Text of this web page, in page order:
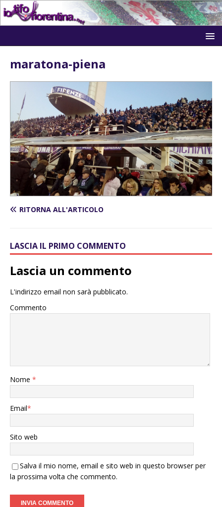
maratona-piena
RITORNA ALL'ARTICOLO
LASCIA IL PRIMO COMMENTO
Lascia un commento
L'indirizzo email non sarà pubblicato.
Commento
Nome *
Email*
Sito web
Salva il mio nome, email e sito web in questo browser per
la prossima volta che commento.